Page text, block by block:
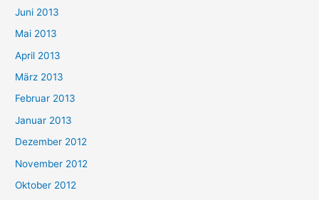
Juni 2013
Mai 2013
April 2013
März 2013
Februar 2013
Januar 2013
Dezember 2012
November 2012
Oktober 2012